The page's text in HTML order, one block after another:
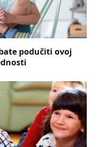
podučiti ovoj